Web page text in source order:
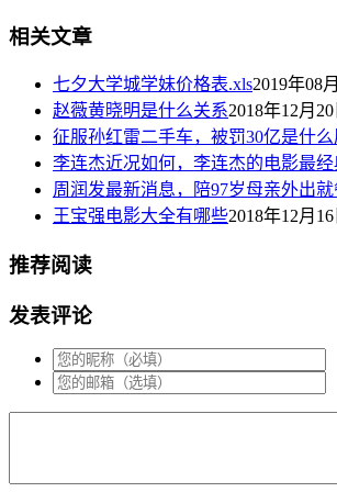
相关文章
七夕大学城学妹价格表.xls2019年08
赵薇黄晓明是什么关系2018年12月20
征服孙红雷二手车，被罚30亿是什么
李连杰近况如何，李连杰的电影最
周润发最新消息，陪97岁母亲外出
王宝强电影大全有哪些2018年12月16
推荐阅读
发表评论